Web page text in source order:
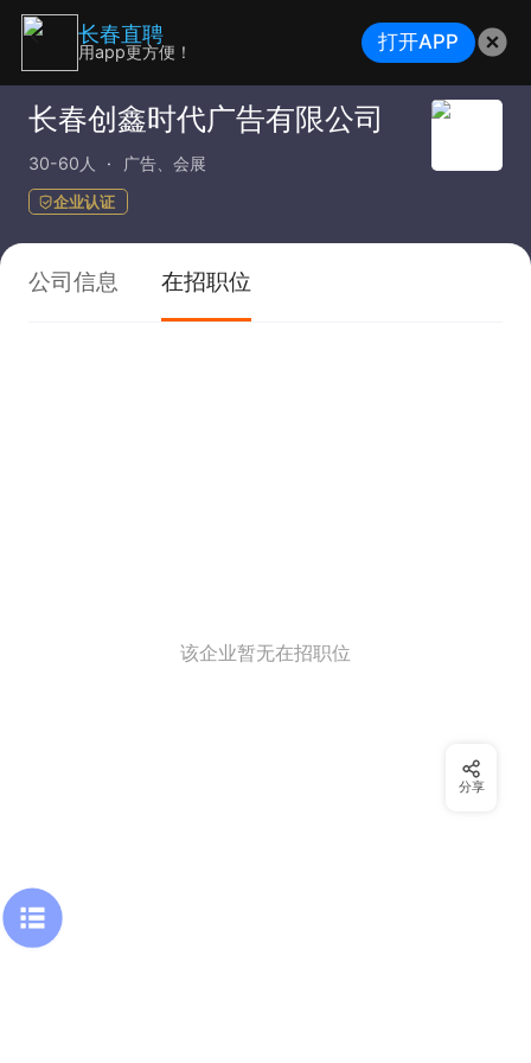
长春创鑫时代广告有限公司
30-60人 广告、会展
企业认证
公司信息 在招职位
该企业暂无在招职位
分享
长春直聘
用app更方便！ 打开APP